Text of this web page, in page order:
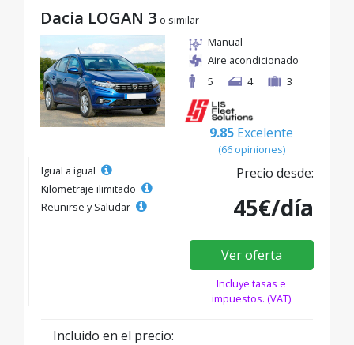
modelo ideal de la categoría seleccionada, con
tarifas excelentes desde solo 38€/día.
Dacia LOGAN 3 o similar
Manual
Aire acondicionado
5
4 3
9.85 Excelente
(66 opiniones)
Igual a igual
Kilometraje ilimitado
Reunirse y Saludar
Precio desde:
45€/día
Ver oferta
Incluye tasas e
impuestos. (VAT)
Incluido en el precio: